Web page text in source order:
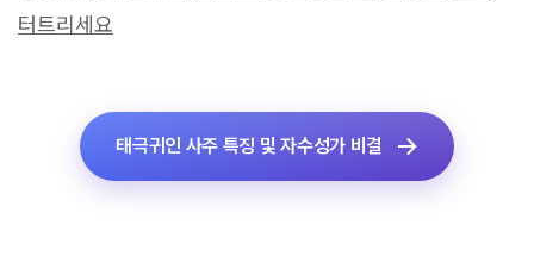
터트리세요
태극귀인 사주 특징 및 자수성가 비결